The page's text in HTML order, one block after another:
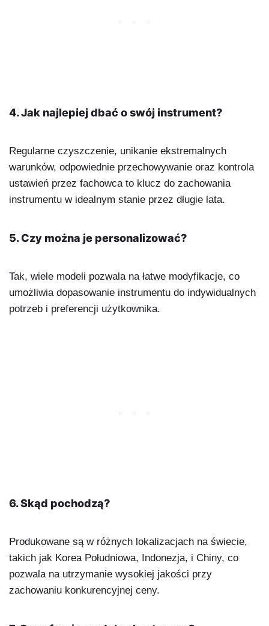
4. Jak najlepiej dbać o swój instrument?
Regularne czyszczenie, unikanie ekstremalnych
warunków, odpowiednie przechowywanie oraz kontrola
ustawień przez fachowca to klucz do zachowania
instrumentu w idealnym stanie przez długie lata.
5. Czy można je personalizować?
Tak, wiele modeli pozwala na łatwe modyfikacje, co
umożliwia dopasowanie instrumentu do indywidualnych
potrzeb i preferencji użytkownika.
6. Skąd pochodzą?
Produkowane są w różnych lokalizacjach na świecie,
takich jak Korea Południowa, Indonezja, i Chiny, co
pozwala na utrzymanie wysokiej jakości przy
zachowaniu konkurencyjnej ceny.